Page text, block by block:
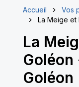
Accueil
Vos
La Meige et
La
Goléon
Goléon